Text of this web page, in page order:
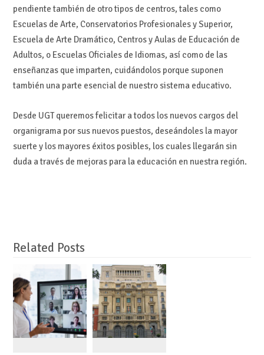
pendiente también de otro tipos de centros, tales como
Escuelas de Arte, Conservatorios Profesionales y Superior,
Escuela de Arte Dramático, Centros y Aulas de Educación de
Adultos, o Escuelas Oficiales de Idiomas, así como de las
enseñanzas que imparten, cuidándolos porque suponen
también una parte esencial de nuestro sistema educativo.
Desde UGT queremos felicitar a todos los nuevos cargos del
organigrama por sus nuevos puestos, deseándoles la mayor
suerte y los mayores éxitos posibles, los cuales llegarán sin
duda a través de mejoras para la educación en nuestra región.
Related Posts